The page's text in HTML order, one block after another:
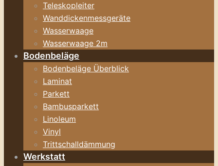
Teleskopleiter
Wanddickenmessgeräte
Wasserwaage
Wasserwaage 2m
Bodenbeläge
Bodenbeläge Überblick
Laminat
Parkett
Bambusparkett
Linoleum
Vinyl
Trittschalldämmung
Werkstatt